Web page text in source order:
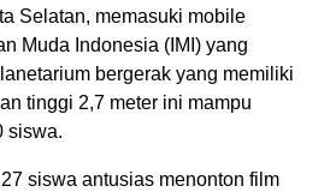
Selatan, memasuki mobile
Muda Indonesia (IMI) yang
bergerak yang memiliki
tinggi 2,7 meter ini mampu
siswa.
siswa antusias menonton film